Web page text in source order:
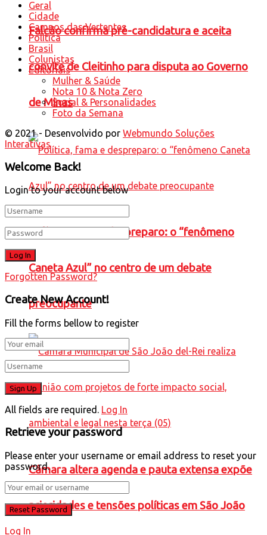
Falcão confirma pré-candidatura e aceita
convite de Cleitinho para disputa ao Governo
de Minas
Política, fama e despreparo: o “fenômeno
Caneta Azul” no centro de um debate
preocupante
Câmara altera agenda e pauta extensa expõe
prioridades e tensões políticas em São João
Geral
Cidade
Campos das Vertentes
Política
Brasil
Colunistas
Editoriais
Mulher & Saúde
Nota 10 & Nota Zero
Social & Personalidades
Foto da Semana
© 2021 - Desenvolvido por Webmundo Soluções
Interativas
Welcome Back!
Login to your account below
Forgotten Password?
Create New Account!
Fill the forms bellow to register
All fields are required. Log In
Retrieve your password
Please enter your username or email address to reset your
password.
Log In